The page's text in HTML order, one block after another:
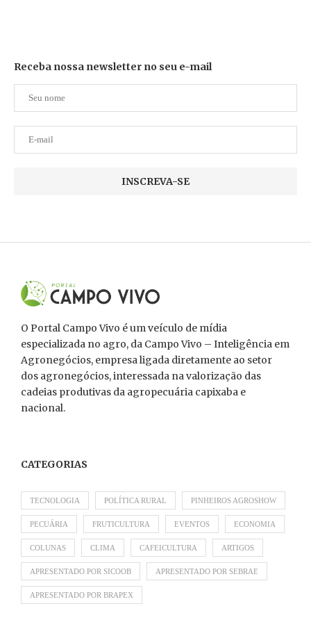
Receba nossa newsletter no seu e-mail
O Portal Campo Vivo é um veículo de mídia
especializada no agro, da Campo Vivo – Inteligência em
Agronegócios, empresa ligada diretamente ao setor
dos agronegócios, interessada na valorização das
cadeias produtivas da agropecuária capixaba e
nacional.
CATEGORIAS
TECNOLOGIA POLÍTICA RURAL PINHEIROS AGROSHOW
PECUÁRIA FRUTICULTURA EVENTOS ECONOMIA
COLUNAS CLIMA CAFEICULTURA ARTIGOS
APRESENTADO POR SICOOB APRESENTADO POR SEBRAE
APRESENTADO POR BRAPEX